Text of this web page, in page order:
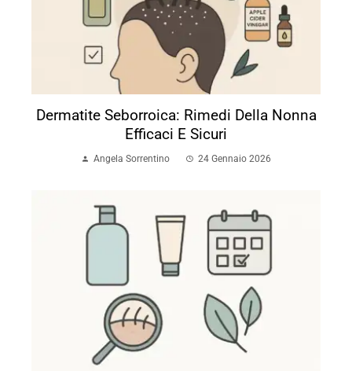
Dermatite Seborroica: Rimedi Della Nonna
Efficaci E Sicuri
Angela Sorrentino 24 Gennaio 2026